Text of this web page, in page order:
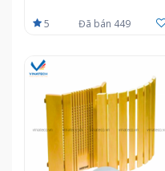
5 Đã bán 449